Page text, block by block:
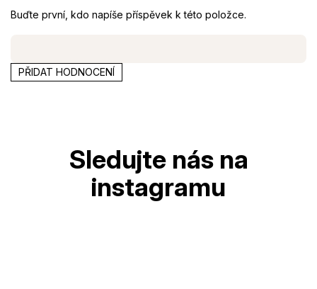
Buďte první, kdo napíše příspěvek k této položce.
PŘIDAT HODNOCENÍ